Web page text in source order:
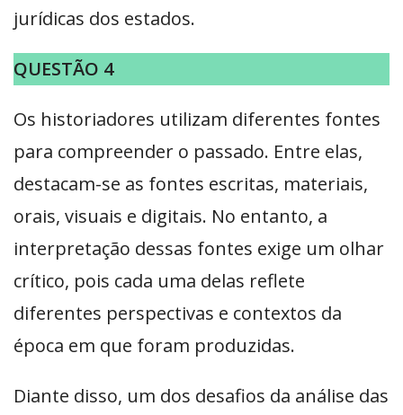
jurídicas dos estados.
QUESTÃO 4
Os historiadores utilizam diferentes fontes
para compreender o passado. Entre elas,
destacam-se as fontes escritas, materiais,
orais, visuais e digitais. No entanto, a
interpretação dessas fontes exige um olhar
crítico, pois cada uma delas reflete
diferentes perspectivas e contextos da
época em que foram produzidas.
Diante disso, um dos desafios da análise das